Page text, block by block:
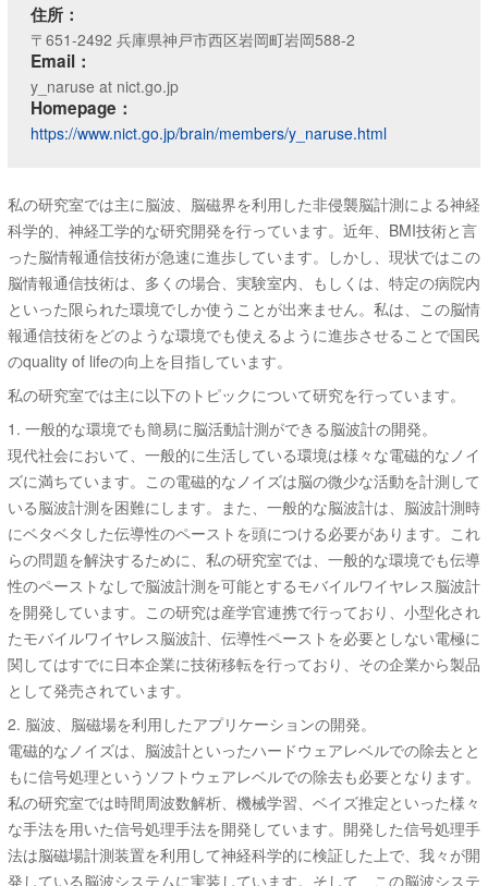
住所：
〒651-2492 兵庫県神戸市西区岩岡町岩岡588-2
Email：
y_naruse at nict.go.jp
Homepage：
https://www.nict.go.jp/brain/members/y_naruse.html
私の研究室では主に脳波、脳磁界を利用した非侵襲脳計測による神経
科学的、神経工学的な研究開発を行っています。近年、BMI技術と言
った脳情報通信技術が急速に進歩しています。しかし、現状ではこの
脳情報通信技術は、多くの場合、実験室内、もしくは、特定の病院内
といった限られた環境でしか使うことが出来ません。私は、この脳情
報通信技術をどのような環境でも使えるように進歩させることで国民
のquality of lifeの向上を目指しています。
私の研究室では主に以下のトピックについて研究を行っています。
1. 一般的な環境でも簡易に脳活動計測ができる脳波計の開発。
現代社会において、一般的に生活している環境は様々な電磁的なノイ
ズに満ちています。この電磁的なノイズは脳の微少な活動を計測して
いる脳波計測を困難にします。また、一般的な脳波計は、脳波計測時
にベタベタした伝導性のペーストを頭につける必要があります。これ
らの問題を解決するために、私の研究室では、一般的な環境でも伝導
性のペーストなしで脳波計測を可能とするモバイルワイヤレス脳波計
を開発しています。この研究は産学官連携で行っており、小型化され
たモバイルワイヤレス脳波計、伝導性ペーストを必要としない電極に
関してはすでに日本企業に技術移転を行っており、その企業から製品
として発売されています。
2. 脳波、脳磁場を利用したアプリケーションの開発。
電磁的なノイズは、脳波計といったハードウェアレベルでの除去とと
もに信号処理というソフトウェアレベルでの除去も必要となります。
私の研究室では時間周波数解析、機械学習、ベイズ推定といった様々
な手法を用いた信号処理手法を開発しています。開発した信号処理手
法は脳磁場計測装置を利用して神経科学的に検証した上で、我々が開
発している脳波システムに実装しています。そして、この脳波システ